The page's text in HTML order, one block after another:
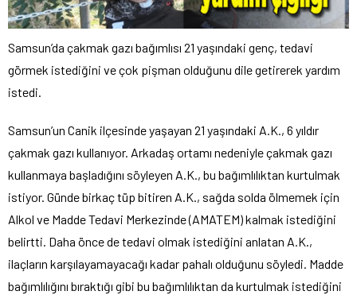
Samsun’da çakmak gazı bağımlısı 21 yaşındaki genç, tedavi
görmek istediğini ve çok pişman olduğunu dile getirerek yardım
istedi.
Samsun’un Canik ilçesinde yaşayan 21 yaşındaki A.K., 6 yıldır
çakmak gazı kullanıyor. Arkadaş ortamı nedeniyle çakmak gazı
kullanmaya başladığını söyleyen A.K., bu bağımlılıktan kurtulmak
istiyor. Günde birkaç tüp bitiren A.K., sağda solda ölmemek için
Alkol ve Madde Tedavi Merkezinde (AMATEM) kalmak istediğini
belirtti. Daha önce de tedavi olmak istediğini anlatan A.K.,
ilaçların karşılayamayacağı kadar pahalı olduğunu söyledi. Madde
bağımlılığını bıraktığı gibi bu bağımlılıktan da kurtulmak istediğini